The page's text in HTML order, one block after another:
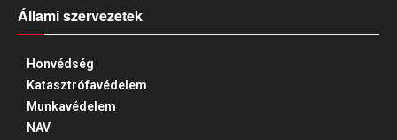
Állami szervezetek
Honvédség
Katasztrófavédelem
Munkavédelem
NAV